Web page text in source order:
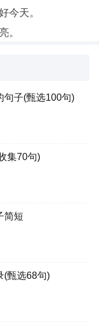
天。
。
句子(甄选100句)
集70句)
简短
(甄选68句)